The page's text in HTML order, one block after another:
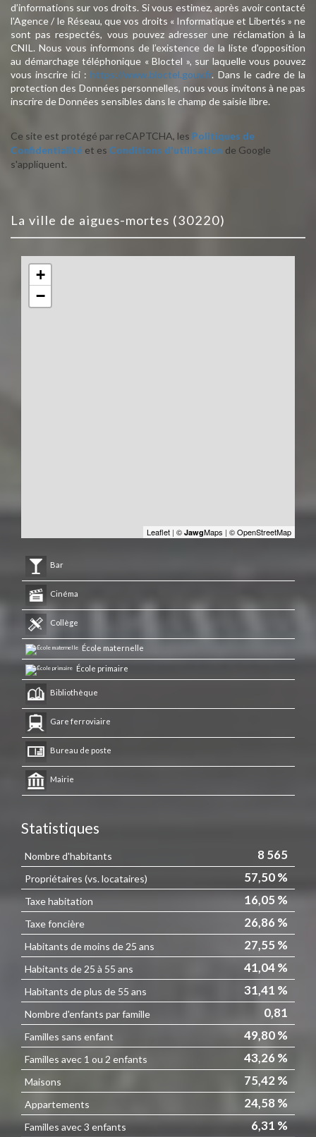
d’informations sur vos droits. Si vous estimez, après avoir contacté
l'Agence / le Réseau, que vos droits « Informatique et Libertés » ne
sont pas respectés, vous pouvez adresser une réclamation à la
CNIL. Nous vous informons de l’existence de la liste d'opposition
au démarchage téléphonique « Bloctel », sur laquelle vous pouvez
vous inscrire ici : https://www.bloctel.gouv.fr. Dans le cadre de la
protection des Données personnelles, nous vous invitons à ne pas
inscrire de Données sensibles dans le champ de saisie libre.
Ce site est protégé par reCAPTCHA, les Politiques de
Confidentialité et es Conditions d'utilisation de Google
s'appliquent.
la ville de aigues-mortes (30220)
+
−
Leaflet | © JawgMaps | © OpenStreetMap
Bar
Cinéma
Collège
École maternelle
École primaire
Bibliothèque
Gare ferroviaire
Bureau de poste
Mairie
Statistiques
Nombre d'habitants 8 565
Propriétaires (vs. locataires) 57,50 %
Taxe habitation 16,05 %
Taxe foncière 26,86 %
Habitants de moins de 25 ans 27,55 %
Habitants de 25 à 55 ans 41,04 %
Habitants de plus de 55 ans 31,41 %
Nombre d'enfants par famille 0,81
Familles sans enfant 49,80 %
Familles avec 1 ou 2 enfants 43,26 %
Maisons 75,42 %
Appartements 24,58 %
Familles avec 3 enfants 6,31 %